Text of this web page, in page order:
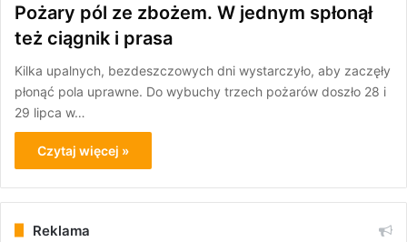
Pożary pól ze zbożem. W jednym spłonął
też ciągnik i prasa
Kilka upalnych, bezdeszczowych dni wystarczyło, aby zaczęły
płonąć pola uprawne. Do wybuchy trzech pożarów doszło 28 i
29 lipca w…
Czytaj więcej »
Reklama